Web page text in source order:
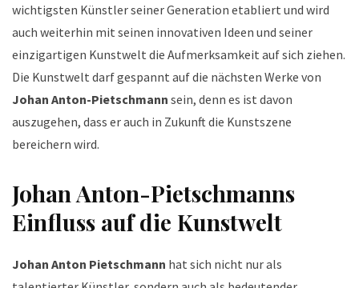
wichtigsten Künstler seiner Generation etabliert und wird
auch weiterhin mit seinen innovativen Ideen und seiner
einzigartigen Kunstwelt die Aufmerksamkeit auf sich ziehen.
Die Kunstwelt darf gespannt auf die nächsten Werke von
Johan Anton-Pietschmann sein, denn es ist davon
auszugehen, dass er auch in Zukunft die Kunstszene
bereichern wird.
Johan Anton-Pietschmanns
Einfluss auf die Kunstwelt
Johan Anton Pietschmann hat sich nicht nur als